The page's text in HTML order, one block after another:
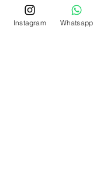
Instagram Whatsapp